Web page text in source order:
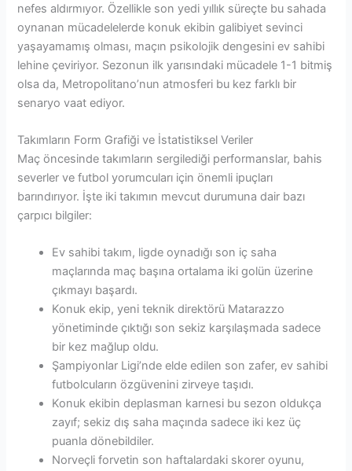
nefes aldırmıyor. Özellikle son yedi yıllık süreçte bu sahada
oynanan mücadelelerde konuk ekibin galibiyet sevinci
yaşayamamış olması, maçın psikolojik dengesini ev sahibi
lehine çeviriyor. Sezonun ilk yarısındaki mücadele 1-1 bitmiş
olsa da, Metropolitano’nun atmosferi bu kez farklı bir
senaryo vaat ediyor.
Takımların Form Grafiği ve İstatistiksel Veriler
Maç öncesinde takımların sergilediği performanslar, bahis
severler ve futbol yorumcuları için önemli ipuçları
barındırıyor. İşte iki takımın mevcut durumuna dair bazı
çarpıcı bilgiler:
Ev sahibi takım, ligde oynadığı son iç saha
maçlarında maç başına ortalama iki golün üzerine
çıkmayı başardı.
Konuk ekip, yeni teknik direktörü Matarazzo
yönetiminde çıktığı son sekiz karşılaşmada sadece
bir kez mağlup oldu.
Şampiyonlar Ligi’nde elde edilen son zafer, ev sahibi
futbolcuların özgüvenini zirveye taşıdı.
Konuk ekibin deplasman karnesi bu sezon oldukça
zayıf; sekiz dış saha maçında sadece iki kez üç
puanla dönebildiler.
Norveçli forvetin son haftalardaki skorer oyunu,